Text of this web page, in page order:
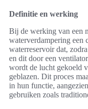
Definitie en werking
Bij de werking van een
waterverdampering een
waterreservoir dat,
en dit door een
wordt de lucht gekoeld
geblazen. Dit proces
in hun functie,
gebruiken zoals